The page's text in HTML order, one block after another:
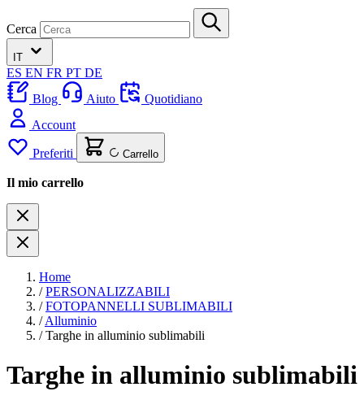
Cerca
IT
ES EN FR PT DE
Blog
Aiuto
Quotidiano
Account
Preferiti Carrello
Il mio carrello
Home
/ PERSONALIZZABILI
/ FOTOPANNELLI SUBLIMABILI
/ Alluminio
/ Targhe in alluminio sublimabili
Targhe in alluminio sublimabili